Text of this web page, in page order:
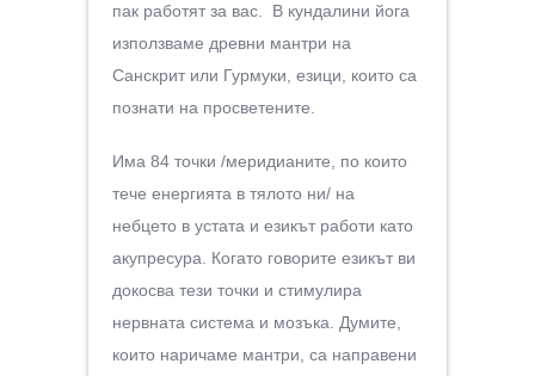
пак работят за вас. В кундалини йога
използваме древни мантри на
Санскрит или Гурмуки, езици, които са
познати на просветените.
Има 84 точки /меридианите, по които
тече енергията в тялото ни/ на
небцето в устата и езикът работи като
акупресура. Когато говорите езикът ви
докосва тези точки и стимулира
нервната система и мозъка. Думите,
които наричаме мантри, са направени